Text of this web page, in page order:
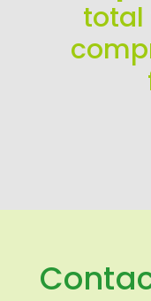
total